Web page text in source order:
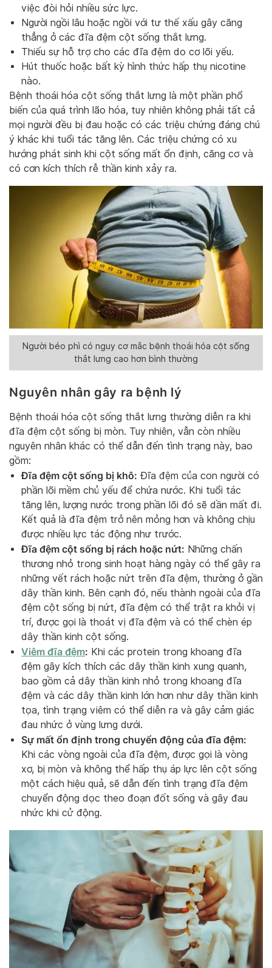
việc đòi hỏi nhiều sức lực.
Người ngồi lâu hoặc ngồi với tư thế xấu gây căng
thẳng ở các đĩa đệm cột sống thắt lưng.
Thiếu sự hỗ trợ cho các đĩa đệm do cơ lõi yếu.
Hút thuốc hoặc bất kỳ hình thức hấp thụ nicotine
nào.
Bệnh thoái hóa cột sống thắt lưng là một phần phổ
biến của quá trình lão hóa, tuy nhiên không phải tất cả
mọi người đều bị đau hoặc có các triệu chứng đáng chú
ý khác khi tuổi tác tăng lên. Các triệu chứng có xu
hướng phát sinh khi cột sống mất ổn định, căng cơ và
có cơn kích thích rễ thần kinh xảy ra.
Người béo phì có nguy cơ mắc bệnh thoái hóa cột sống
thắt lưng cao hơn bình thường
Nguyên nhân gây ra bệnh lý
Bệnh thoái hóa cột sống thắt lưng thường diễn ra khi
đĩa đệm cột sống bị mòn. Tuy nhiên, vẫn còn nhiều
nguyên nhân khác có thể dẫn đến tình trạng này, bao
gồm:
Đĩa đệm cột sống bị khô: Đĩa đệm của con người có
phần lõi mềm chủ yếu để chứa nước. Khi tuổi tác
tăng lên, lượng nước trong phần lõi đó sẽ dần mất đi.
Kết quả là đĩa đệm trở nên mỏng hơn và không chịu
được nhiều lực tác động như trước.
Đĩa đệm cột sống bị rách hoặc nứt: Những chấn
thương nhỏ trong sinh hoạt hàng ngày có thể gây ra
những vết rách hoặc nứt trên đĩa đệm, thường ở gần
dây thần kinh. Bên cạnh đó, nếu thành ngoài của đĩa
đệm cột sống bị nứt, đĩa đệm có thể trật ra khỏi vị
trí, được gọi là thoát vị đĩa đệm và có thể chèn ép
dây thần kinh cột sống.
Viêm đĩa đệm: Khi các protein trong khoang đĩa
đệm gây kích thích các dây thần kinh xung quanh,
bao gồm cả dây thần kinh nhỏ trong khoang đĩa
đệm và các dây thần kinh lớn hơn như dây thần kinh
tọa, tình trạng viêm có thể diễn ra và gây cảm giác
đau nhức ở vùng lưng dưới.
Sự mất ổn định trong chuyển động của đĩa đệm:
Khi các vòng ngoài của đĩa đệm, được gọi là vòng
xơ, bị mòn và không thể hấp thụ áp lực lên cột sống
một cách hiệu quả, sẽ dẫn đến tình trạng đĩa đệm
chuyển động dọc theo đoạn đốt sống và gây đau
nhức khi cử động.